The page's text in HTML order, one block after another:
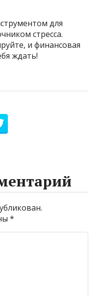
для
стресса.
и финансовая
ждать!
*